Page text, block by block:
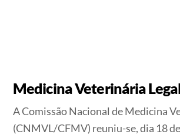
Medicina Veterinária
A Comissão Nacional de Medicina
(CNMVL/CFMV) reuniu-se, dia 18